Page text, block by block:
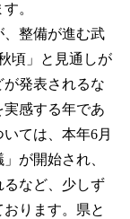
。
整備が進む武
頃」と見通しが
発表されるな
感する年であ
ては、本年6月
が開始され、
など、少しず
ります。県と